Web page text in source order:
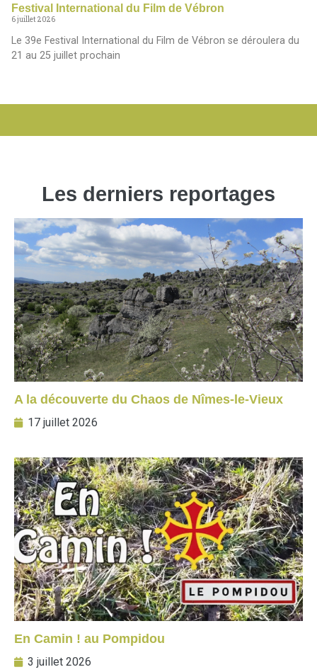
Festival International du Film de Vébron
6 juillet 2026
Le 39e Festival International du Film de Vébron se déroulera du
21 au 25 juillet prochain
Les derniers reportages
A la découverte du Chaos de Nîmes-le-Vieux
17 juillet 2026
En Camin ! au Pompidou
3 juillet 2026